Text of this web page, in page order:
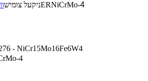
ניקעל צומישERNiCrMo-4
- NiCr15Mo16Fe6W4
4